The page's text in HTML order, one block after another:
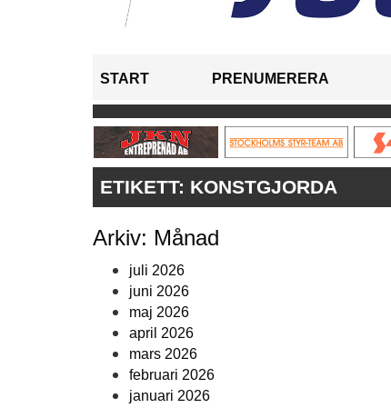
START PRENUMERERA
ETIKETT: KONSTGJORDA
Arkiv: Månad
juli 2026
juni 2026
maj 2026
april 2026
mars 2026
februari 2026
januari 2026